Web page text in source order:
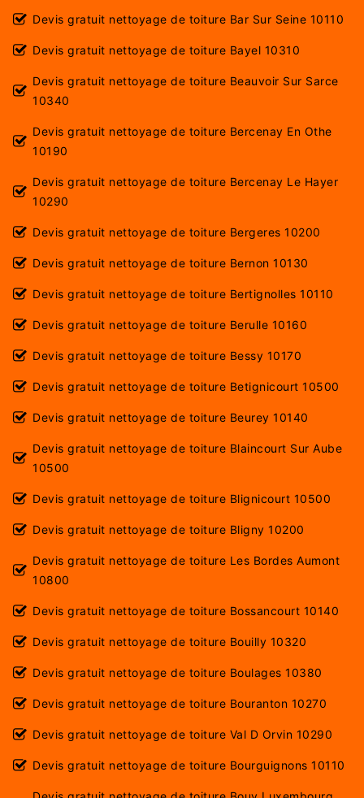
Devis gratuit nettoyage de toiture Bar Sur Seine 10110
Devis gratuit nettoyage de toiture Bayel 10310
Devis gratuit nettoyage de toiture Beauvoir Sur Sarce
10340
Devis gratuit nettoyage de toiture Bercenay En Othe
10190
Devis gratuit nettoyage de toiture Bercenay Le Hayer
10290
Devis gratuit nettoyage de toiture Bergeres 10200
Devis gratuit nettoyage de toiture Bernon 10130
Devis gratuit nettoyage de toiture Bertignolles 10110
Devis gratuit nettoyage de toiture Berulle 10160
Devis gratuit nettoyage de toiture Bessy 10170
Devis gratuit nettoyage de toiture Betignicourt 10500
Devis gratuit nettoyage de toiture Beurey 10140
Devis gratuit nettoyage de toiture Blaincourt Sur Aube
10500
Devis gratuit nettoyage de toiture Blignicourt 10500
Devis gratuit nettoyage de toiture Bligny 10200
Devis gratuit nettoyage de toiture Les Bordes Aumont
10800
Devis gratuit nettoyage de toiture Bossancourt 10140
Devis gratuit nettoyage de toiture Bouilly 10320
Devis gratuit nettoyage de toiture Boulages 10380
Devis gratuit nettoyage de toiture Bouranton 10270
Devis gratuit nettoyage de toiture Val D Orvin 10290
Devis gratuit nettoyage de toiture Bourguignons 10110